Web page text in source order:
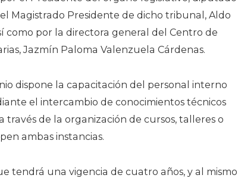
Magistrado Presidente de dicho tribunal, Aldo
como por la directora general del Centro de
Jazmín Paloma Valenzuela Cárdenas.
dispone la capacitación del personal interno
el intercambio de conocimientos técnicos
través de la organización de cursos, talleres o
ambas instancias.
tendrá una vigencia de cuatro años, y al mismo